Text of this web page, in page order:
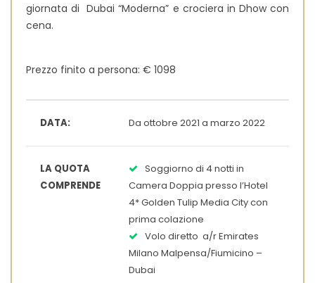
giornata di Dubai “Moderna” e crociera in Dhow con
cena.
Prezzo finito a persona: € 1098
DATA: Da ottobre 2021 a marzo 2022
LA QUOTA
COMPRENDE
Soggiorno di 4 notti in
Camera Doppia presso l’Hotel
4* Golden Tulip Media City con
prima colazione
Volo diretto a/r Emirates
Milano Malpensa/Fiumicino –
Dubai